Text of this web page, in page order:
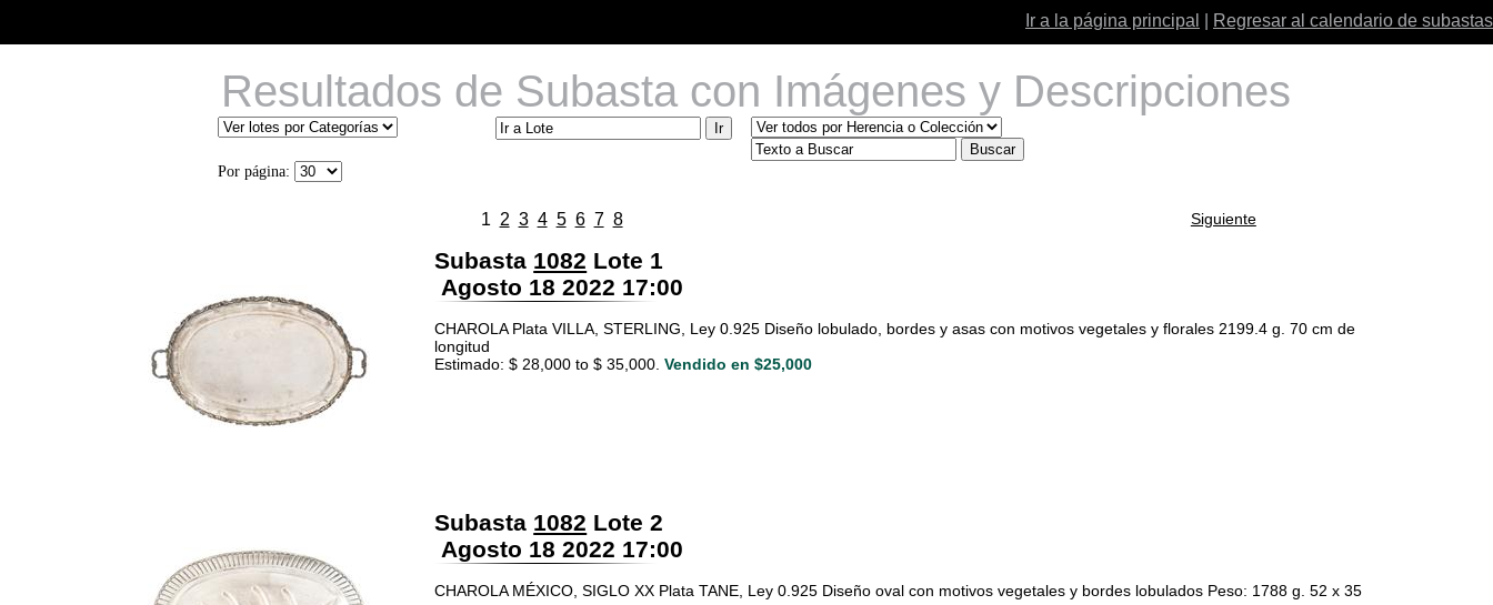
Ir a la página principal Regresar al calendario de subastas
Resultados de Subasta con Imágenes y Descripciones
Por página:
1 2 3 4 5 6 7 8 Siguiente
Subasta 1082 Lote 1
Agosto 18 2022 17:00
CHAROLA Plata VILLA, STERLING, Ley 0.925 Diseño lobulado, bordes y asas con motivos vegetales y florales 2199.4 g. 70 cm de
longitud
Estimado: $ 28,000 to $ 35,000. Vendido en $25,000
Subasta 1082 Lote 2
Agosto 18 2022 17:00
CHAROLA MÉXICO, SIGLO XX Plata TANE, Ley 0.925 Diseño oval con motivos vegetales y bordes lobulados Peso: 1788 g. 52 x 35